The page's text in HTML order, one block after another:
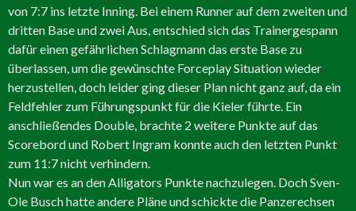
von 7:7 ins letzte Inning. Bei einem Runner auf dem zweiten und
dritten Base und zwei Aus, entschied sich das Trainergespann
dafür einen gefährlichen Schlagmann das erste Base zu
überlassen, um die gewünschte Forceplay Situation wieder
herzustellen, doch leider ging dieser Plan nicht ganz auf, da ein
Feldfehler zum Führungspunkt für die Kieler führte. Ein
anschließendes Double, brachte 2 weitere Punkte auf das
Scorebord und Robert Ingram konnte auch den letzten Punkt
zum 11:7 nicht verhindern.
Nun war es an den Alligators Punkte nachzulegen. Doch Sven-
Ole Busch hatte andere Pläne und schickte die Panzerechsen